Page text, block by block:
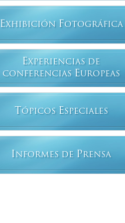
EXHIBICIÓN FOTOGRÁFICA
EXPERIENCIAS DE
CONFERENCIAS EUROPEAS
T ÓPICOS ESPECIALES
INFORMES DE PRENSA